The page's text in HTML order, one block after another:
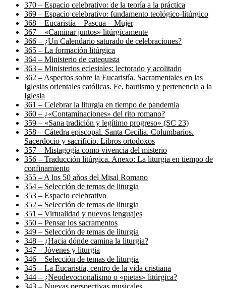
370 – Espacio celebrativo: de la teoría a la práctica
369 – Espacio celebrativo: fundamento teológico-litúrgico
368 – Eucaristía – Pascua – Mujer
367 – «Caminar juntos» litúrgicamente
366 – ¿Un Calendario saturado de celebraciones?
365 – La formación litúrgica
364 – Ministerio de catequista
363 – Ministerios eclesiales: lectorado y acolitado
362 – Aspectos sobre la Eucaristía. Sacramentales en las
Iglesias orientales católicas. Fe, bautismo y pertenencia a la
Iglesia
361 – Celebrar la liturgia en tiempo de pandemia
360 – ¿«Contaminaciones» del rito romano?
359 – «Sana tradición y legítimo progreso» (SC 23)
358 – Cátedra episcopal. Santa Cecilia. Columbarios.
Sacerdocio y sacrificio. Libros ortodoxos
357 – Mistagogía como vivencia del misterio
356 – Traducción litúrgica. Anexo: La liturgia en tiempo de
confinamiento
355 – A los 50 años del Misal Romano
354 – Selección de temas de liturgia
353 – Espacio celebrativo
352 – Selección de temas de liturgia
351 – Virtualidad y nuevos lenguajes
350 – Pensar los sacramentos
349 – Selección de temas de liturgia
348 – ¿Hacia dónde camina la liturgia?
347 – Jóvenes y liturgia
346 – Selección de temas de liturgia
345 – La Eucaristía, centro de la vida cristiana
344 – ¿Neodevocionalismo o «pietas» litúrgica?